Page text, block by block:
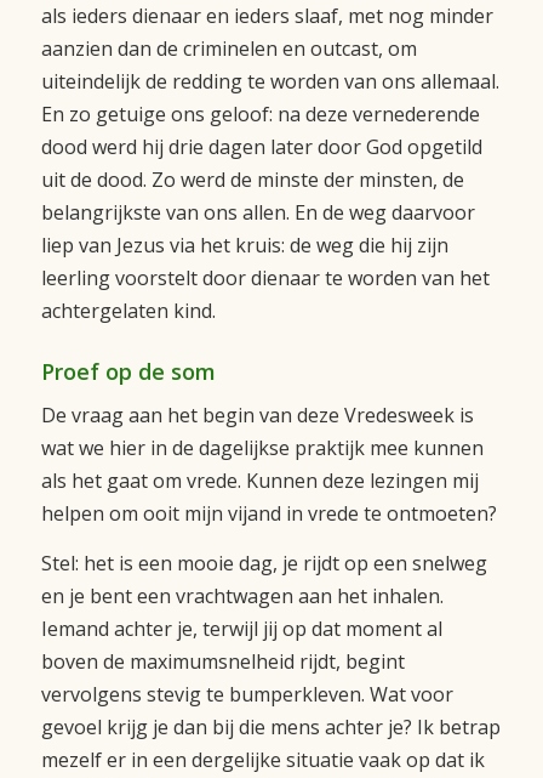
als ieders dienaar en ieders slaaf, met nog minder
aanzien dan de criminelen en outcast, om
uiteindelijk de redding te worden van ons allemaal.
En zo getuige ons geloof: na deze vernederende
dood werd hij drie dagen later door God opgetild
uit de dood. Zo werd de minste der minsten, de
belangrijkste van ons allen. En de weg daarvoor
liep van Jezus via het kruis: de weg die hij zijn
leerling voorstelt door dienaar te worden van het
achtergelaten kind.
Proef op de som
De vraag aan het begin van deze Vredesweek is
wat we hier in de dagelijkse praktijk mee kunnen
als het gaat om vrede. Kunnen deze lezingen mij
helpen om ooit mijn vijand in vrede te ontmoeten?
Stel: het is een mooie dag, je rijdt op een snelweg
en je bent een vrachtwagen aan het inhalen.
Iemand achter je, terwijl jij op dat moment al
boven de maximumsnelheid rijdt, begint
vervolgens stevig te bumperkleven. Wat voor
gevoel krijg je dan bij die mens achter je? Ik betrap
mezelf er in een dergelijke situatie vaak op dat ik